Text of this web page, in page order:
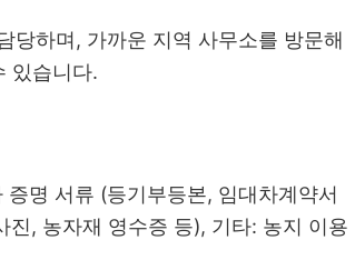
당하며, 가까운 지역 사무소를 방문해
있습니다.
명 서류 (등기부등본, 임대차계약서
, 농자재 영수증 등), 기타: 농지 이용